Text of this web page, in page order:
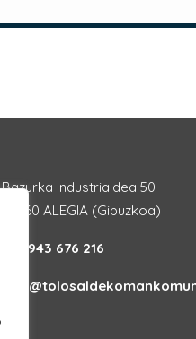
Bazurka Industrialdea 50
20260 ALEGIA (Gipuzkoa)
943 676 216